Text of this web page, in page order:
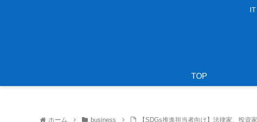
TOP
ホーム business
【SDGs推進担当者向け】法律家、投